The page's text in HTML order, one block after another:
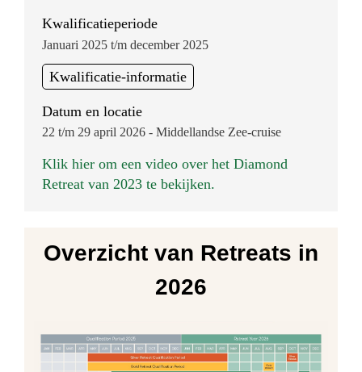
Kwalificatieperiode
Januari 2025 t/m december 2025
Kwalificatie-informatie
Datum en locatie
22 t/m 29 april 2026 - Middellandse Zee-cruise
Klik hier om een video over het Diamond
Retreat van 2023 te bekijken.
Overzicht van Retreats in
2026